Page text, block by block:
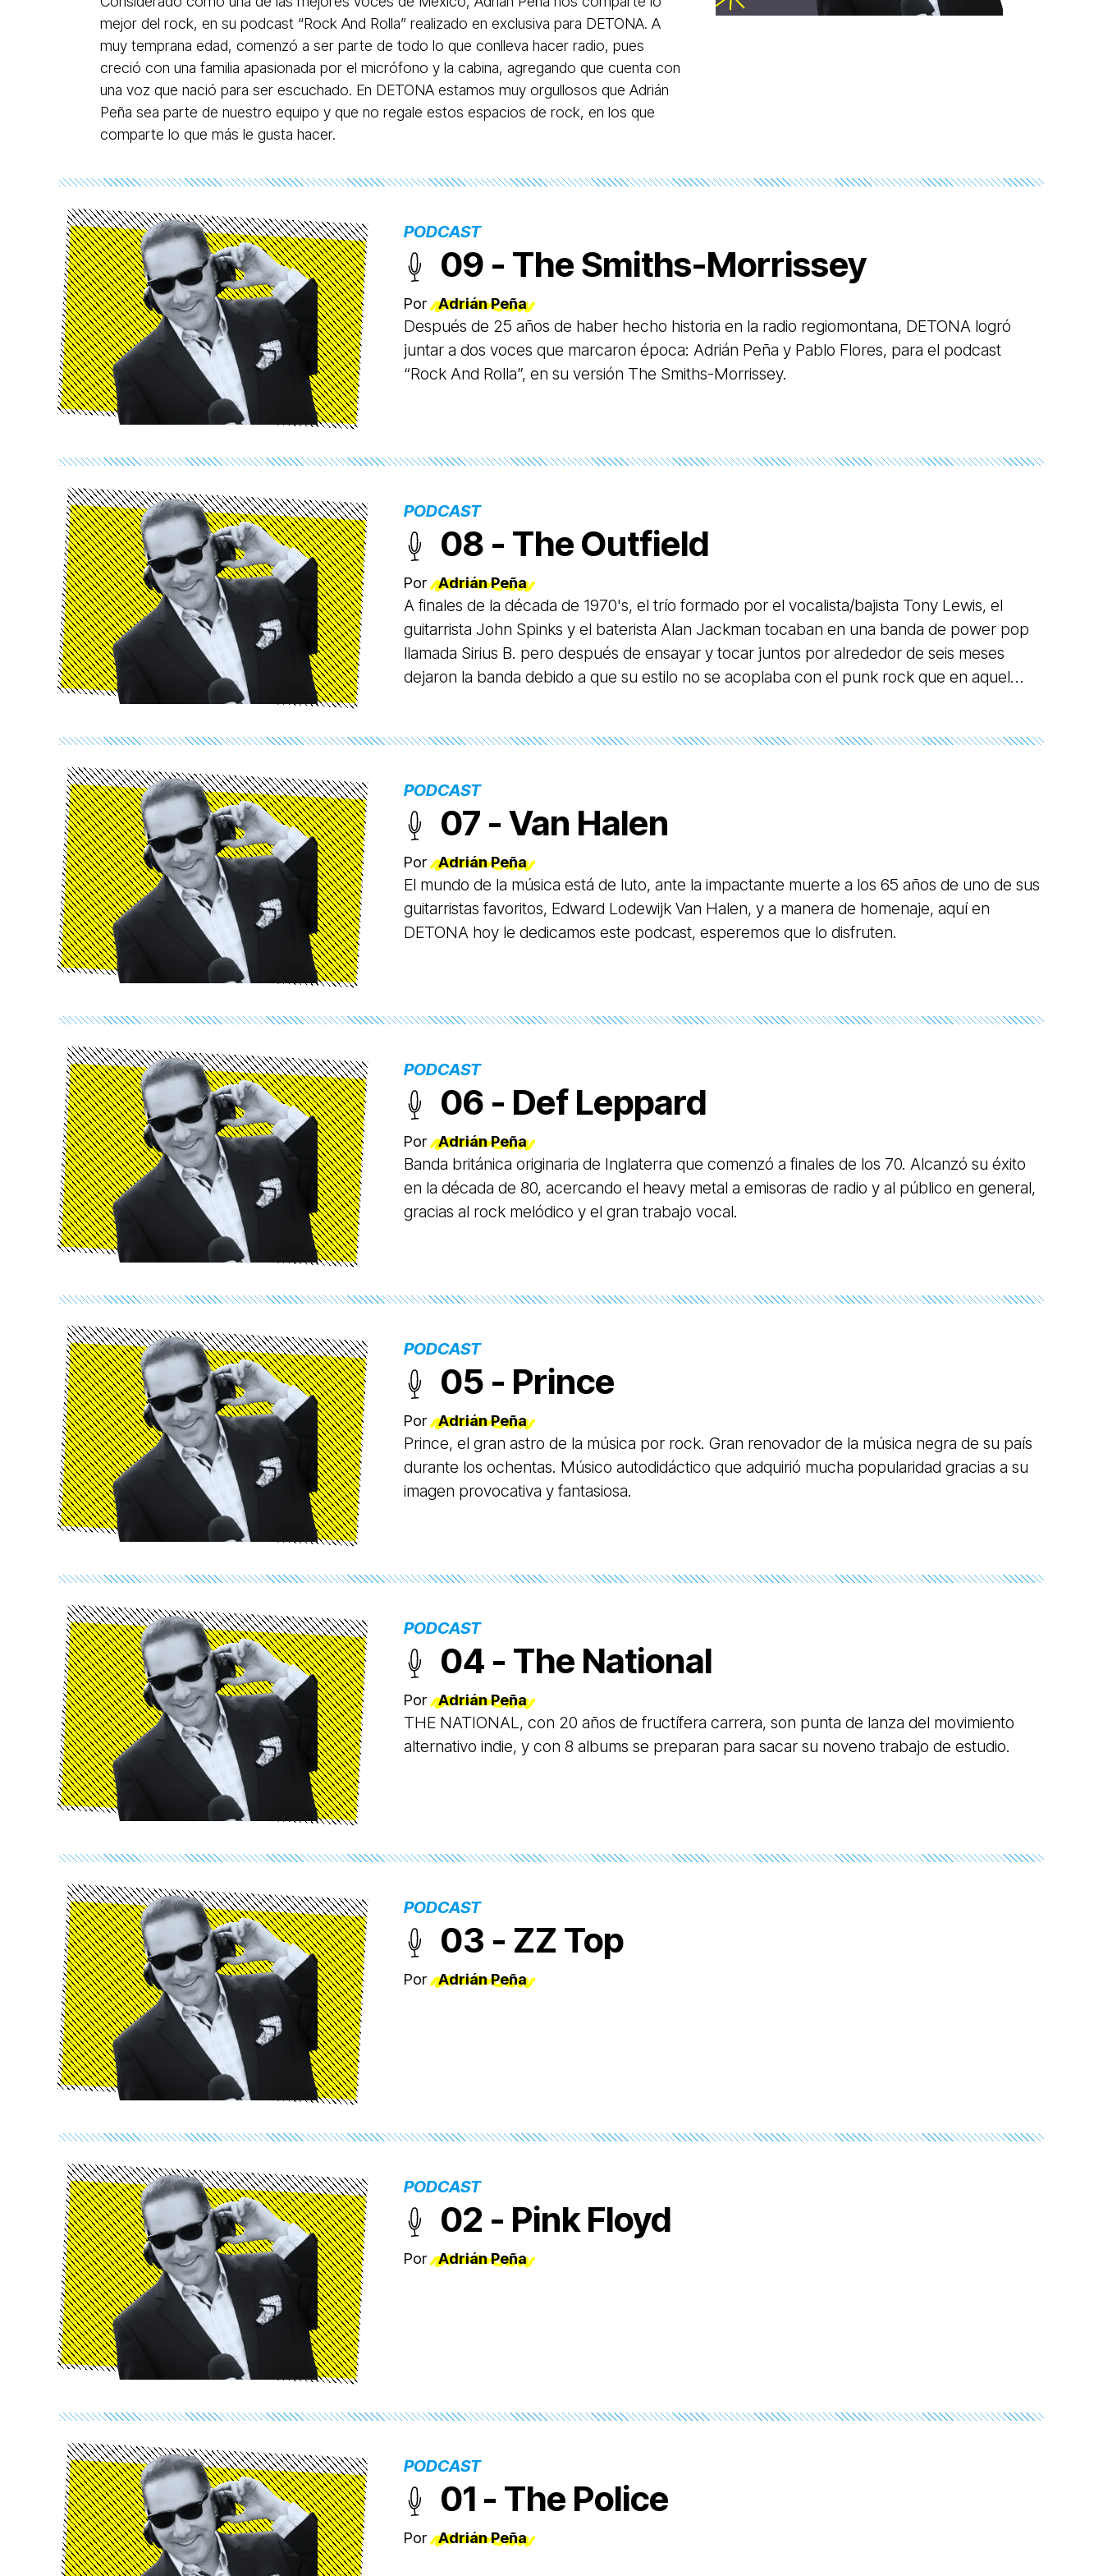
mejor del rock, en su podcast “Rock And Rolla” realizado en exclusiva para DETONA. A
muy temprana edad, comenzó a ser parte de todo lo que conlleva hacer radio, pues
creció con una familia apasionada por el micrófono y la cabina, agregando que cuenta con
una voz que nació para ser escuchado. En DETONA estamos muy orgullosos que Adrián
Peña sea parte de nuestro equipo y que no regale estos espacios de rock, en los que
comparte lo que más le gusta hacer.
PODCAST
09 - The Smiths-Morrissey
Por Adrián Peña
Después de 25 años de haber hecho historia en la radio regiomontana, DETONA logró
juntar a dos voces que marcaron época: Adrián Peña y Pablo Flores, para el podcast
“Rock And Rolla”, en su versión The Smiths-Morrissey.
PODCAST
08 - The Outfield
Por Adrián Peña
A finales de la década de 1970's, el trío formado por el vocalista/bajista Tony Lewis, el
guitarrista John Spinks y el baterista Alan Jackman tocaban en una banda de power pop
llamada Sirius B. pero después de ensayar y tocar juntos por alrededor de seis meses
dejaron la banda debido a que su estilo no se acoplaba con el punk rock que en aquel
tocaron algunos conciertos y grabaron algunas maquetas, llamando la atención del sello
PODCAST
07 - Van Halen
Por Adrián Peña
El mundo de la música está de luto, ante la impactante muerte a los 65 años de uno de sus
guitarristas favoritos, Edward Lodewijk Van Halen, y a manera de homenaje, aquí en
DETONA hoy le dedicamos este podcast, esperemos que lo disfruten.
PODCAST
06 - Def Leppard
Por Adrián Peña
Banda británica originaria de Inglaterra que comenzó a finales de los 70. Alcanzó su éxito
en la década de 80, acercando el heavy metal a emisoras de radio y al público en general,
gracias al rock melódico y el gran trabajo vocal.
PODCAST
05 - Prince
Por Adrián Peña
Prince, el gran astro de la música por rock. Gran renovador de la música negra de su país
durante los ochentas. Músico autodidáctico que adquirió mucha popularidad gracias a su
imagen provocativa y fantasiosa.
PODCAST
04 - The National
Por Adrián Peña
THE NATIONAL, con 20 años de fructífera carrera, son punta de lanza del movimiento
alternativo indie, y con 8 albums se preparan para sacar su noveno trabajo de estudio.
PODCAST
03 - ZZ Top
Por Adrián Peña
PODCAST
02 - Pink Floyd
Por Adrián Peña
PODCAST
01 - The Police
Por Adrián Peña